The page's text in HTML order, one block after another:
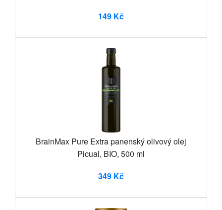
149 Kč
BrainMax Pure Extra panenský olivový olej
Picual, BIO, 500 ml
349 Kč